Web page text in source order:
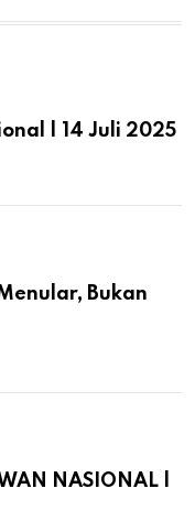
| 14 Juli 2025
Bukan
NASIONAL |